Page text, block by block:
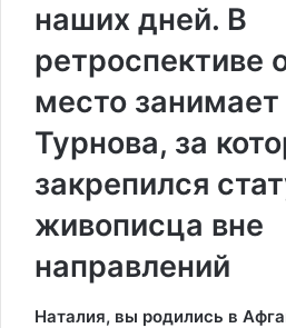
наших дней. В
ретроспективе
место
Турнова, за
закрепился
живописца вне
направлений
Наталия, вы родились в